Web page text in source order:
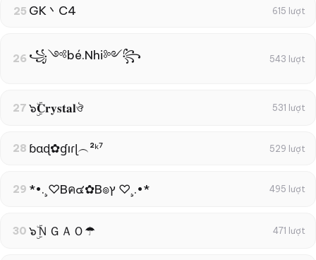
25 GK丶C4 615 lượt
26 ꧁༺bé.Nhi༻꧂ 543 lượt
27 ๖ۣۜ𝐂𝐫𝐲𝐬𝐭𝐚𝐥ঔ 531 lượt
28 ɓɑɖ✿ɠıɾɭ︵²ᵏ⁷ 529 lượt
29 *•.¸♡Bค๔✿B๏ץ ♡¸.•* 495 lượt
30 ๖ۣۜＮＧＡＯ☂ 471 lượt